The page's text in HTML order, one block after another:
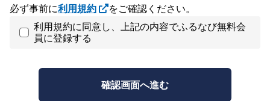
必ず事前に利用規約
をご確認ください。
利用規約に同意し、上記の内容でふるなび無料会
員に登録する